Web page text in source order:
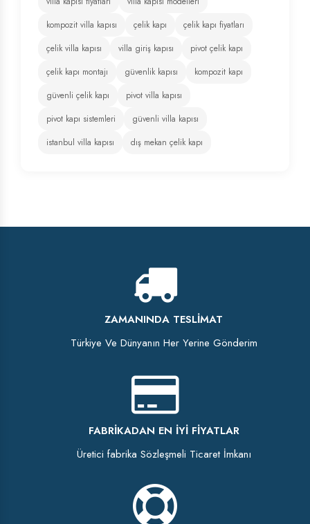
kompozit villa kapısı
çelik kapı
çelik kapı fiyatları
çelik villa kapısı
villa giriş kapısı
pivot çelik kapı
çelik kapı montajı
güvenlik kapısı
kompozit kapı
güvenli çelik kapı
pivot villa kapısı
pivot kapı sistemleri
güvenli villa kapısı
istanbul villa kapısı
dış mekan çelik kapı
ZAMANINDA TESLIMAT
Türkiye Ve Dünyanın Her Yerine Gönderim
FABRIKADAN EN İYI FIYATLAR
Üretici fabrika Sözleşmeli Ticaret İmkanı